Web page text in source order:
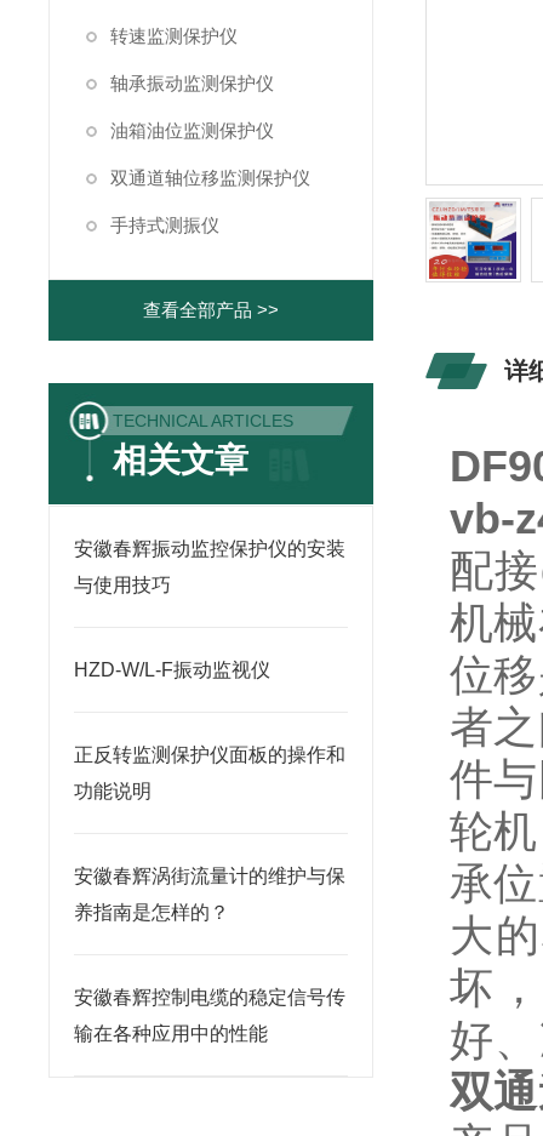
转速监测保护仪
轴承振动监测保护仪
油箱油位监测保护仪
双通道轴位移监测保护仪
手持式测振仪
查看全部产品 >>
TECHNICAL ARTICLES
相关文章
安徽春辉振动监控保护仪的安装
与使用技巧
HZD-W/L-F振动监视仪
正反转监测保护仪面板的操作和
功能说明
安徽春辉涡街流量计的维护与保
养指南是怎样的？
安徽春辉控制电缆的稳定信号传
输在各种应用中的性能
详
vb-
配
机
位
者
件
轮
承
大
坏
好
双